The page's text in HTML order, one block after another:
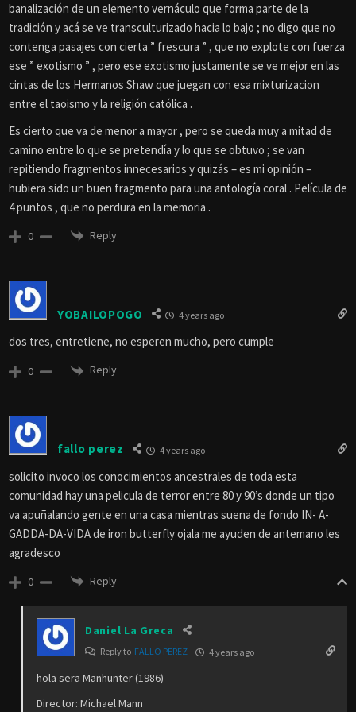
banalización de un elemento vernáculo que forma parte de la
tradición y acá se ve transculturizado hacia lo bajo ; no digo que no
contenga pasajes con cierta ” frescura ” , que no explote con fuerza
ese ” exotismo ” , pero ese exotismo justamente se ve mejor en las
cintas de los Hermanos Shaw que juegan con esa mixturizacion
entre el taoismo y la religión católica .
Es cierto que va de menor a mayor , pero se queda muy a mitad de
camino entre lo que se pretendía y lo que se obtuvo ; se van
repitiendo fragmentos innecesarios y quizás – es mi opinión –
hubiera sido un buen fragmento para una antología coral . Película de
4 puntos , que no perdura en la memoria .
0 Reply
YOBAILOPOGO 4 years ago
dos tres, entretiene, no esperen mucho, pero cumple
0 Reply
fallo perez 4 years ago
solicito invoco los conocimientos ancestrales de toda esta
comunidad hay una pelicula de terror entre 80 y 90’s donde un tipo
va apuñalando gente en una casa mientras suena de fondo IN- A-
GADDA-DA-VIDA de iron butterfly ojala me ayuden de antemano les
agradesco
0 Reply
Daniel La Greca
Reply to FALLO PEREZ 4 years ago
hola sera Manhunter (1986)
Director: Michael Mann